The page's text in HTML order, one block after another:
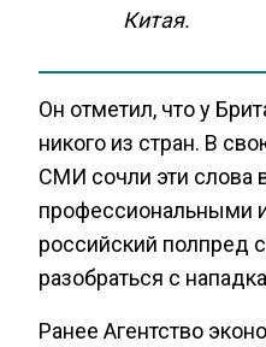
Китая.
Он отметил, что у
никого из стран. В
СМИ сочли эти слова
профессиональными
российский полпред
разобраться с
Ранее Агентство